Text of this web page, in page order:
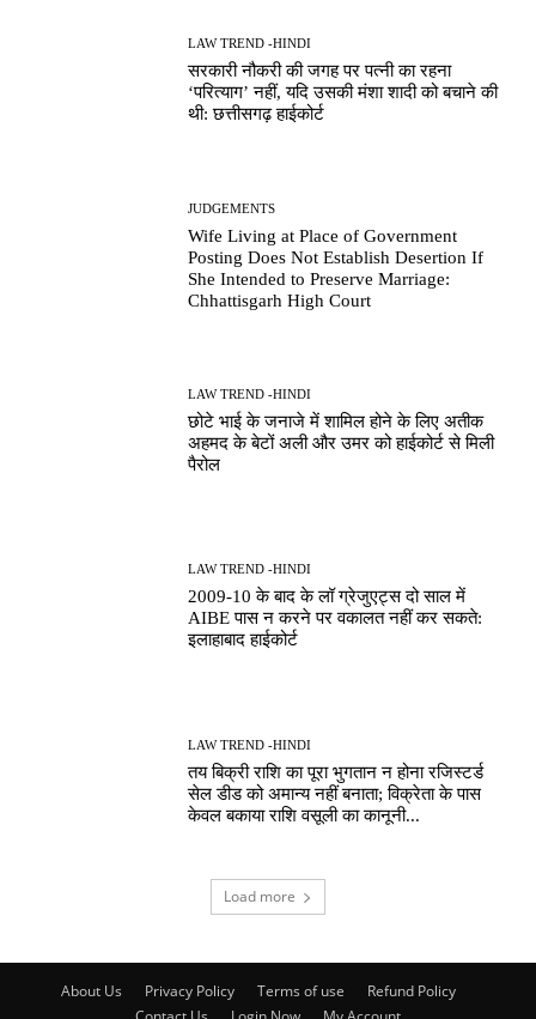
LAW TREND -HINDI
सरकारी नौकरी की जगह पर पत्नी का रहना
‘परित्याग’ नहीं, यदि उसकी मंशा शादी को बचाने की
थी: छत्तीसगढ़ हाईकोर्ट
JUDGEMENTS
Wife Living at Place of Government
Posting Does Not Establish Desertion If
She Intended to Preserve Marriage:
Chhattisgarh High Court
LAW TREND -HINDI
छोटे भाई के जनाजे में शामिल होने के लिए अतीक
अहमद के बेटों अली और उमर को हाईकोर्ट से मिली
पैरोल
LAW TREND -HINDI
2009-10 के बाद के लॉ ग्रेजुएट्स दो साल में
AIBE पास न करने पर वकालत नहीं कर सकते:
इलाहाबाद हाईकोर्ट
LAW TREND -HINDI
तय बिक्री राशि का पूरा भुगतान न होना रजिस्टर्ड
सेल डीड को अमान्य नहीं बनाता; विक्रेता के पास
केवल बकाया राशि वसूली का कानूनी...
Load more
About Us Privacy Policy Terms of use
Refund Policy